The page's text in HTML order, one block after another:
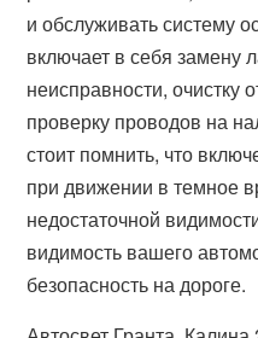
и обслуживать систему
включает в себя замену
неисправности, очистку
проверку проводов на
стоит помнить, что
при движении в темное
недостаточной
видимость вашего
безопасность на дороге.